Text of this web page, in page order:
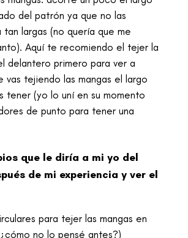
del patrón ya que no las
largas (no quería que me
Aquí te recomiendo el tejer la
delantero primero para ver a
vas tejiendo las mangas el largo
tener (yo lo uní en su momento
de punto para tener una
que le diría a mi yo del
de mi experiencia y ver el
para tejer las mangas en
no lo pensé antes?)